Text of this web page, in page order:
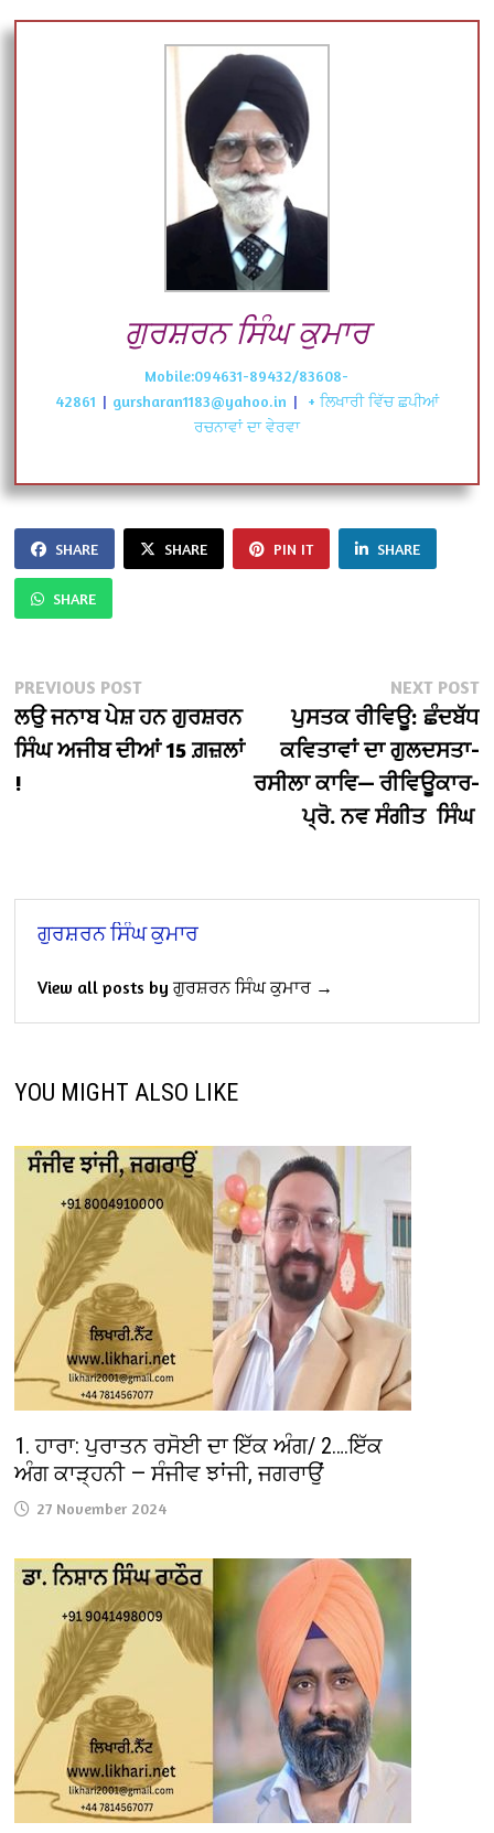
ਗੁਰਸ਼ਰਨ ਸਿੰਘ ਕੁਮਾਰ
Mobile:094631-89432/83608-
42861 | gursharan1183@yahoo.in |
+ ਲਿਖਾਰੀ ਵਿੱਚ ਛਪੀਆਂ
ਰਚਨਾਵਾਂ ਦਾ ਵੇਰਵਾ
SHARE SHARE PIN IT SHARE
SHARE
Post
navigation
PREVIOUS POSTPrevious
post:
ਲਉ ਜਨਾਬ ਪੇਸ਼ ਹਨ ਗੁਰਸ਼ਰਨ
ਸਿੰਘ ਅਜੀਬ ਦੀਆਂ 15 ਗ਼ਜ਼ਲਾਂ
!
NEXT POST
ਪੁਸਤਕ ਰੀਵਿਊ: ਛੰਦਬੱਧ
ਕਵਿਤਾਵਾਂ ਦਾ ਗੁਲਦਸਤਾ-
ਰਸੀਲਾ ਕਾਵਿ— ਰੀਵਿਊਕਾਰ-
ਪ੍ਰੋ. ਨਵ ਸੰਗੀਤ ਸਿੰਘ
ਗੁਰਸ਼ਰਨ ਸਿੰਘ ਕੁਮਾਰ
View all posts by ਗੁਰਸ਼ਰਨ ਸਿੰਘ ਕੁਮਾਰ →
YOU MIGHT ALSO LIKE
1. ਹਾਰਾ: ਪੁਰਾਤਨ ਰਸੋਈ ਦਾ ਇੱਕ ਅੰਗ/ 2….ਇੱਕ
ਅੰਗ ਕਾੜ੍ਹਨੀ — ਸੰਜੀਵ ਝਾਂਜੀ, ਜਗਰਾਉਂ
27 November 2024